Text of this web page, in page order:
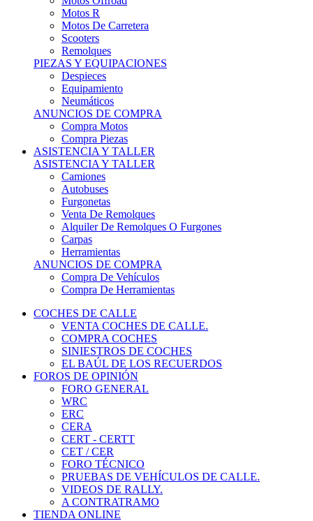
Motos R
Motos De Carretera
Scooters
Remolques
PIEZAS Y EQUIPACIONES
Despieces
Equipamiento
Neumáticos
ANUNCIOS DE COMPRA
Compra Motos
Compra Piezas
ASISTENCIA Y TALLER
ASISTENCIA Y TALLER
Camiones
Autobuses
Furgonetas
Venta De Remolques
Alquiler De Remolques O Furgones
Carpas
Herramientas
ANUNCIOS DE COMPRA
Compra De Vehículos
Compra De Herramientas
COCHES DE CALLE
VENTA COCHES DE CALLE.
COMPRA COCHES
SINIESTROS DE COCHES
EL BAÚL DE LOS RECUERDOS
FOROS DE OPINIÓN
FORO GENERAL
WRC
ERC
CERA
CERT - CERTT
CET / CER
FORO TÉCNICO
PRUEBAS DE VEHÍCULOS DE CALLE.
VIDEOS DE RALLY.
A CONTRATRAMO
TIENDA ONLINE